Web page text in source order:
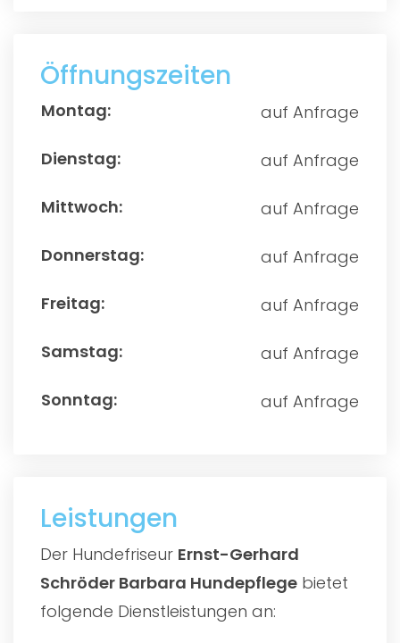
Öffnungszeiten
auf Anfrage
auf Anfrage
auf Anfrage
auf Anfrage
auf Anfrage
auf Anfrage
auf Anfrage
Leistungen
Der Hundefriseur Ernst-Gerhard
Schröder Barbara Hundepflege bietet
folgende Dienstleistungen an: